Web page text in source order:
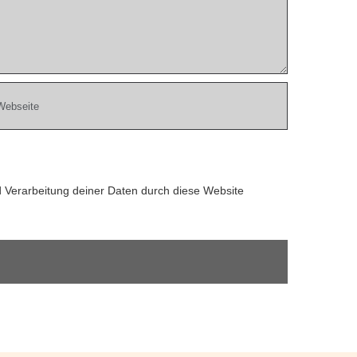
deiner Daten durch diese Website